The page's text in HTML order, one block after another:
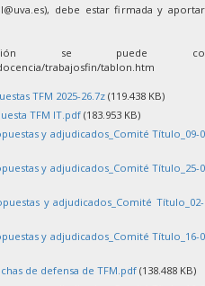
debe estar firmada y
se puede
trabajosfin/tablon.htm
TFM 2025-26.7z (119.438 KB)
TFM IT.pdf (183.953 KB)
y adjudicados_Comité Título_09-
y adjudicados_Comité Título_25-
y adjudicados_Comité Título_02-
y adjudicados_Comité Título_16-
de defensa de TFM.pdf (138.488 KB)